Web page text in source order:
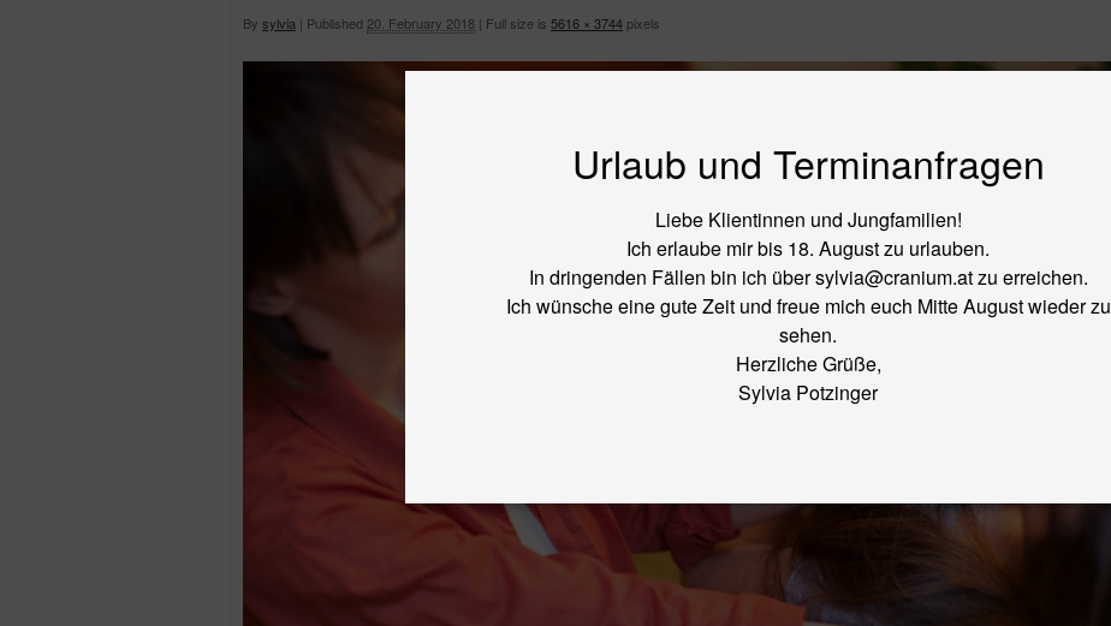
By sylvia | Published 20. February 2018 | Full size is 5616 × 3744 pixels
Urlaub und Terminanfragen
Liebe Klientinnen und Jungfamilien!
Ich erlaube mir bis 18. August zu urlauben.
In dringenden Fällen bin ich über sylvia@cranium.at zu erreichen.
Ich wünsche eine gute Zeit und freue mich euch Mitte August wieder zu
sehen.
Herzliche Grüße,
Sylvia Potzinger